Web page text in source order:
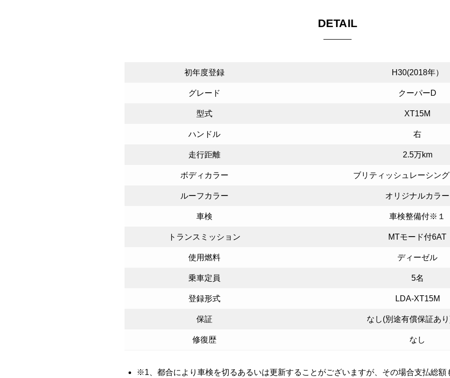
DETAIL
初年度登録 H30(2018年）
グレード クーパーD
型式 XT15M
ハンドル 右
走行距離 2.5万km
ボディカラー ブリティッシュレーシン
ルーフカラー オリジナルカラー
車検 車検整備付※１
トランスミッション MTモード付6AT
使用燃料 ディーゼル
乗車定員 5名
登録形式 LDA-XT15M
保証 なし(別途有償保証あ
修復歴 なし
※1、都合により車検を切るあるいは更新することがございますが、その場合支払総額